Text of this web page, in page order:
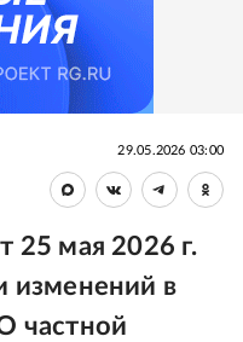
29.05.2026 03:00
25 мая 2026 г.
изменений в
частной